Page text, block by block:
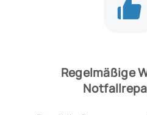
Regelmäßige